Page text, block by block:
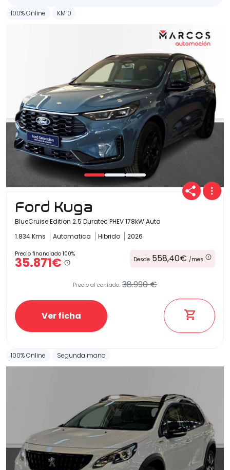
100% Online KM 0
Ford Kuga
BlueCruise Edition 2.5 Duratec PHEV 178kW Auto
1.834 Kms
Automatica Hibrido 2026
Precio financiado 100%
35.871€ Desde 558,40€ /mes
Precio al contado: 38.990 €
Ver ficha
100% Online Segunda mano